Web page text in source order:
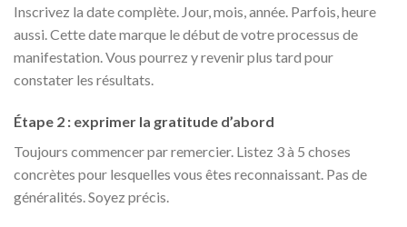
Inscrivez la date complète. Jour, mois, année. Parfois, heure
aussi. Cette date marque le début de votre processus de
manifestation. Vous pourrez y revenir plus tard pour
constater les résultats.
Étape 2 : exprimer la gratitude d’abord
Toujours commencer par remercier. Listez 3 à 5 choses
concrètes pour lesquelles vous êtes reconnaissant. Pas de
généralités. Soyez précis.